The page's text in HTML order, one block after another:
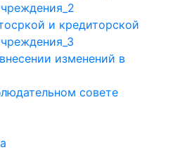
и кредиторской
изменений в
совете